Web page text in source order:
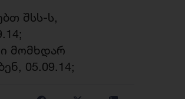
შსს-ს,
მომხდარ
05.09.14;